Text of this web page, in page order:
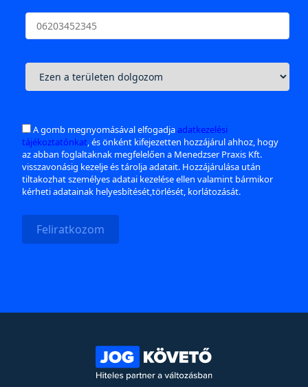
A gomb megnyomásával elfogadjaadatkezelési
tájékoztatónkat, és önként kifejezetten hozzájárul ahhoz, hogy
az abban foglaltaknak megfelelően a Menedzser Praxis Kft.
visszavonásig kezelje és tárolja adatait. Hozzájárulása után
tiltakozhat személyes adatai kezelése ellen valamint bármikor
kérheti adatainak helyesbítését,törlését, korlátozását.
Feliratkozom